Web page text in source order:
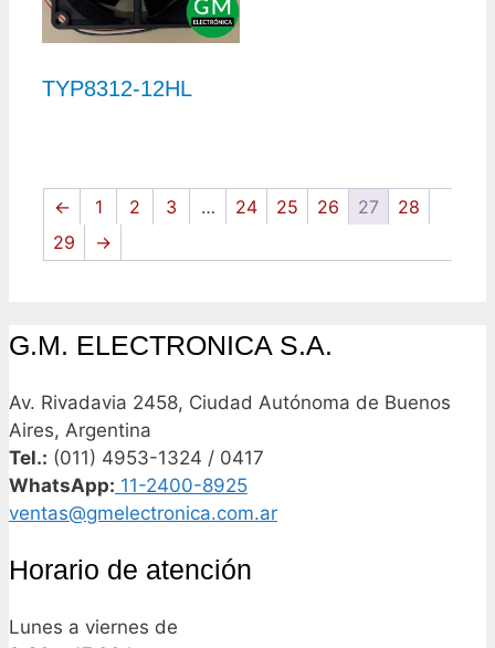
TYP8312-12HL
← 1 2 3 … 24 25 26 27
28
29
→
G.M. ELECTRONICA S.A.
Av. Rivadavia 2458, Ciudad Autónoma de Buenos
Aires, Argentina
Tel.: (011) 4953-1324 / 0417
WhatsApp: 11-2400-8925
ventas@gmelectronica.com.ar
Horario de atención
Lunes a viernes de